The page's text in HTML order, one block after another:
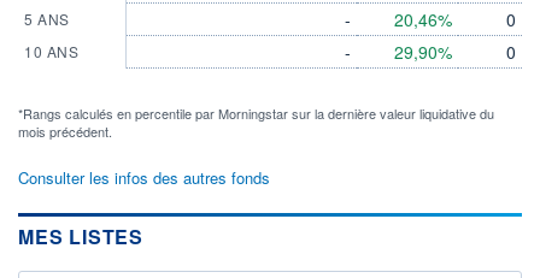
5 ANS
10 ANS
-
-
20,46%
29,90%
0
0
*Rangs calculés en percentile par Morningstar sur la dernière valeur liquidative du
mois précédent.
Consulter les infos des autres fonds
MES LISTES